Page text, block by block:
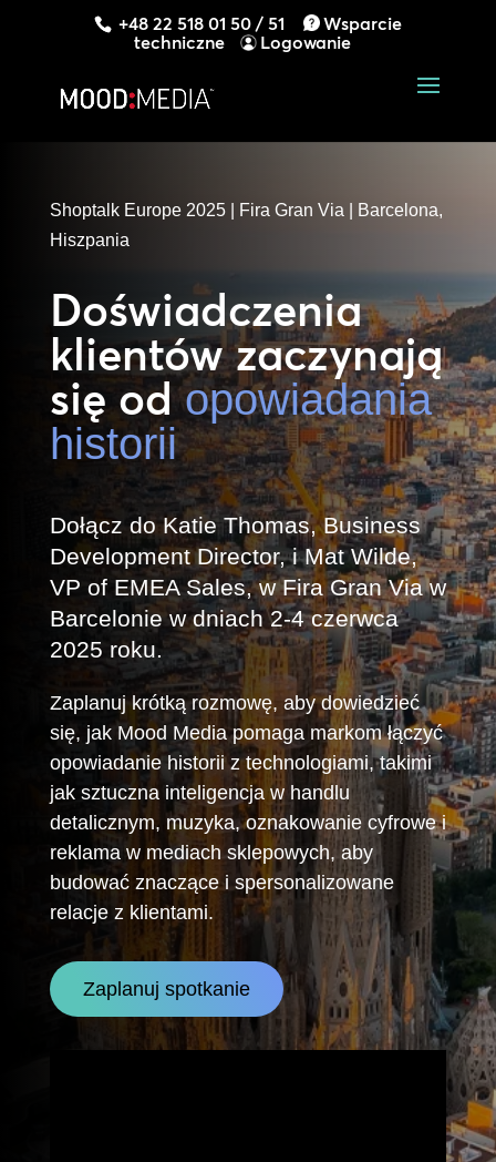
+48 22 518 01 50 / 51
Wsparcie
techniczne
Logowanie
Shoptalk Europe 2025 | Fira Gran Via | Barcelona,
Hiszpania
Doświadczenia
klientów zaczynają
się odopowiadania
historii
Dołącz do Katie Thomas, Business
Development Director, i Mat Wilde,
VP of EMEA Sales, w Fira Gran Via w
Barcelonie w dniach 2-4 czerwca
2025 roku.
Zaplanuj krótką rozmowę, aby dowiedzieć
się, jak Mood Media pomaga markom łączyć
opowiadanie historii z technologiami, takimi
jak sztuczna inteligencja w handlu
detalicznym, muzyka, oznakowanie cyfrowe i
reklama w mediach sklepowych, aby
budować znaczące i spersonalizowane
relacje z klientami.
Zaplanuj spotkanie